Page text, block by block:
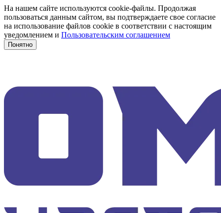
На нашем сайте используются cookie-файлы. Продолжая
пользоваться данным сайтом, вы подтверждаете свое согласие
на использование файлов cookie в соответствии с настоящим
уведомлением и Пользовательским соглашением
Понятно